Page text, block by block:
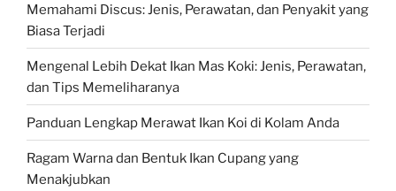
Memahami Discus: Jenis, Perawatan, dan Penyakit yang
Biasa Terjadi
Mengenal Lebih Dekat Ikan Mas Koki: Jenis, Perawatan,
dan Tips Memeliharanya
Panduan Lengkap Merawat Ikan Koi di Kolam Anda
Ragam Warna dan Bentuk Ikan Cupang yang
Menakjubkan